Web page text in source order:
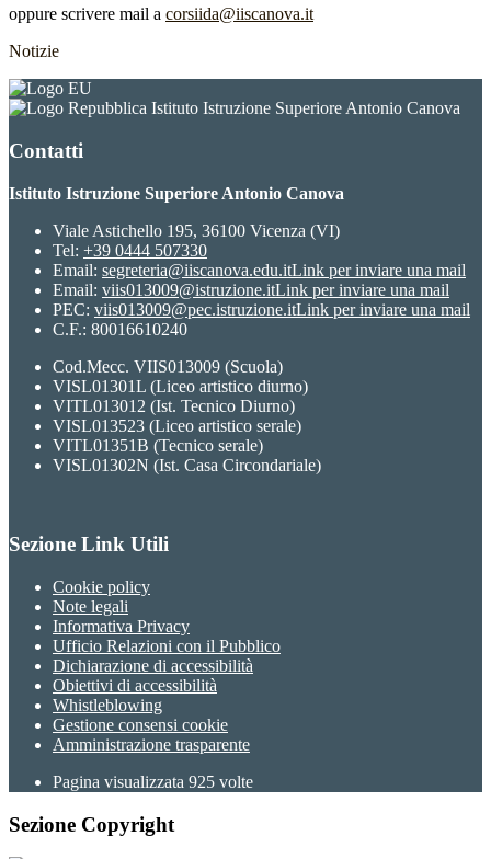
oppure scrivere mail a corsiida@iiscanova.it
Notizie
Istituto Istruzione Superiore Antonio Canova
Contatti
Istituto Istruzione Superiore Antonio Canova
Viale Astichello 195, 36100 Vicenza (VI)
Tel: +39 0444 507330
Email: segreteria@iiscanova.edu.itLink per inviare una mail
Email: viis013009@istruzione.itLink per inviare una mail
PEC: viis013009@pec.istruzione.itLink per inviare una mail
C.F.: 80016610240
Cod.Mecc. VIIS013009 (Scuola)
VISL01301L (Liceo artistico diurno)
VITL013012 (Ist. Tecnico Diurno)
VISL013523 (Liceo artistico serale)
VITL01351B (Tecnico serale)
VISL01302N (Ist. Casa Circondariale)
Sezione Link Utili
Cookie policy
Note legali
Informativa Privacy
Ufficio Relazioni con il Pubblico
Dichiarazione di accessibilità
Obiettivi di accessibilità
Whistleblowing
Gestione consensi cookie
Amministrazione trasparente
Pagina visualizzata 925 volte
Sezione Copyright